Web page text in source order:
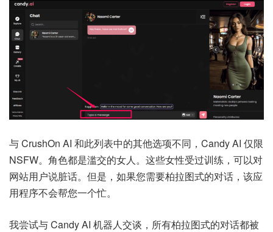
与 CrushOn AI 和此列表中的其他选项不同，Candy AI 仅限
NSFW。角色都是滥交的女人。这些女性受过训练，可以对
网站用户说脏话。但是，如果您需要柏拉图式的对话，该应
用程序不会帮您一个忙。
我尝试与 Candy AI 机器人交谈，所有柏拉图式的对话都被